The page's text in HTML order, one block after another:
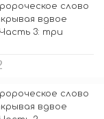
слово
вдвое
3: три
слово
вдвое